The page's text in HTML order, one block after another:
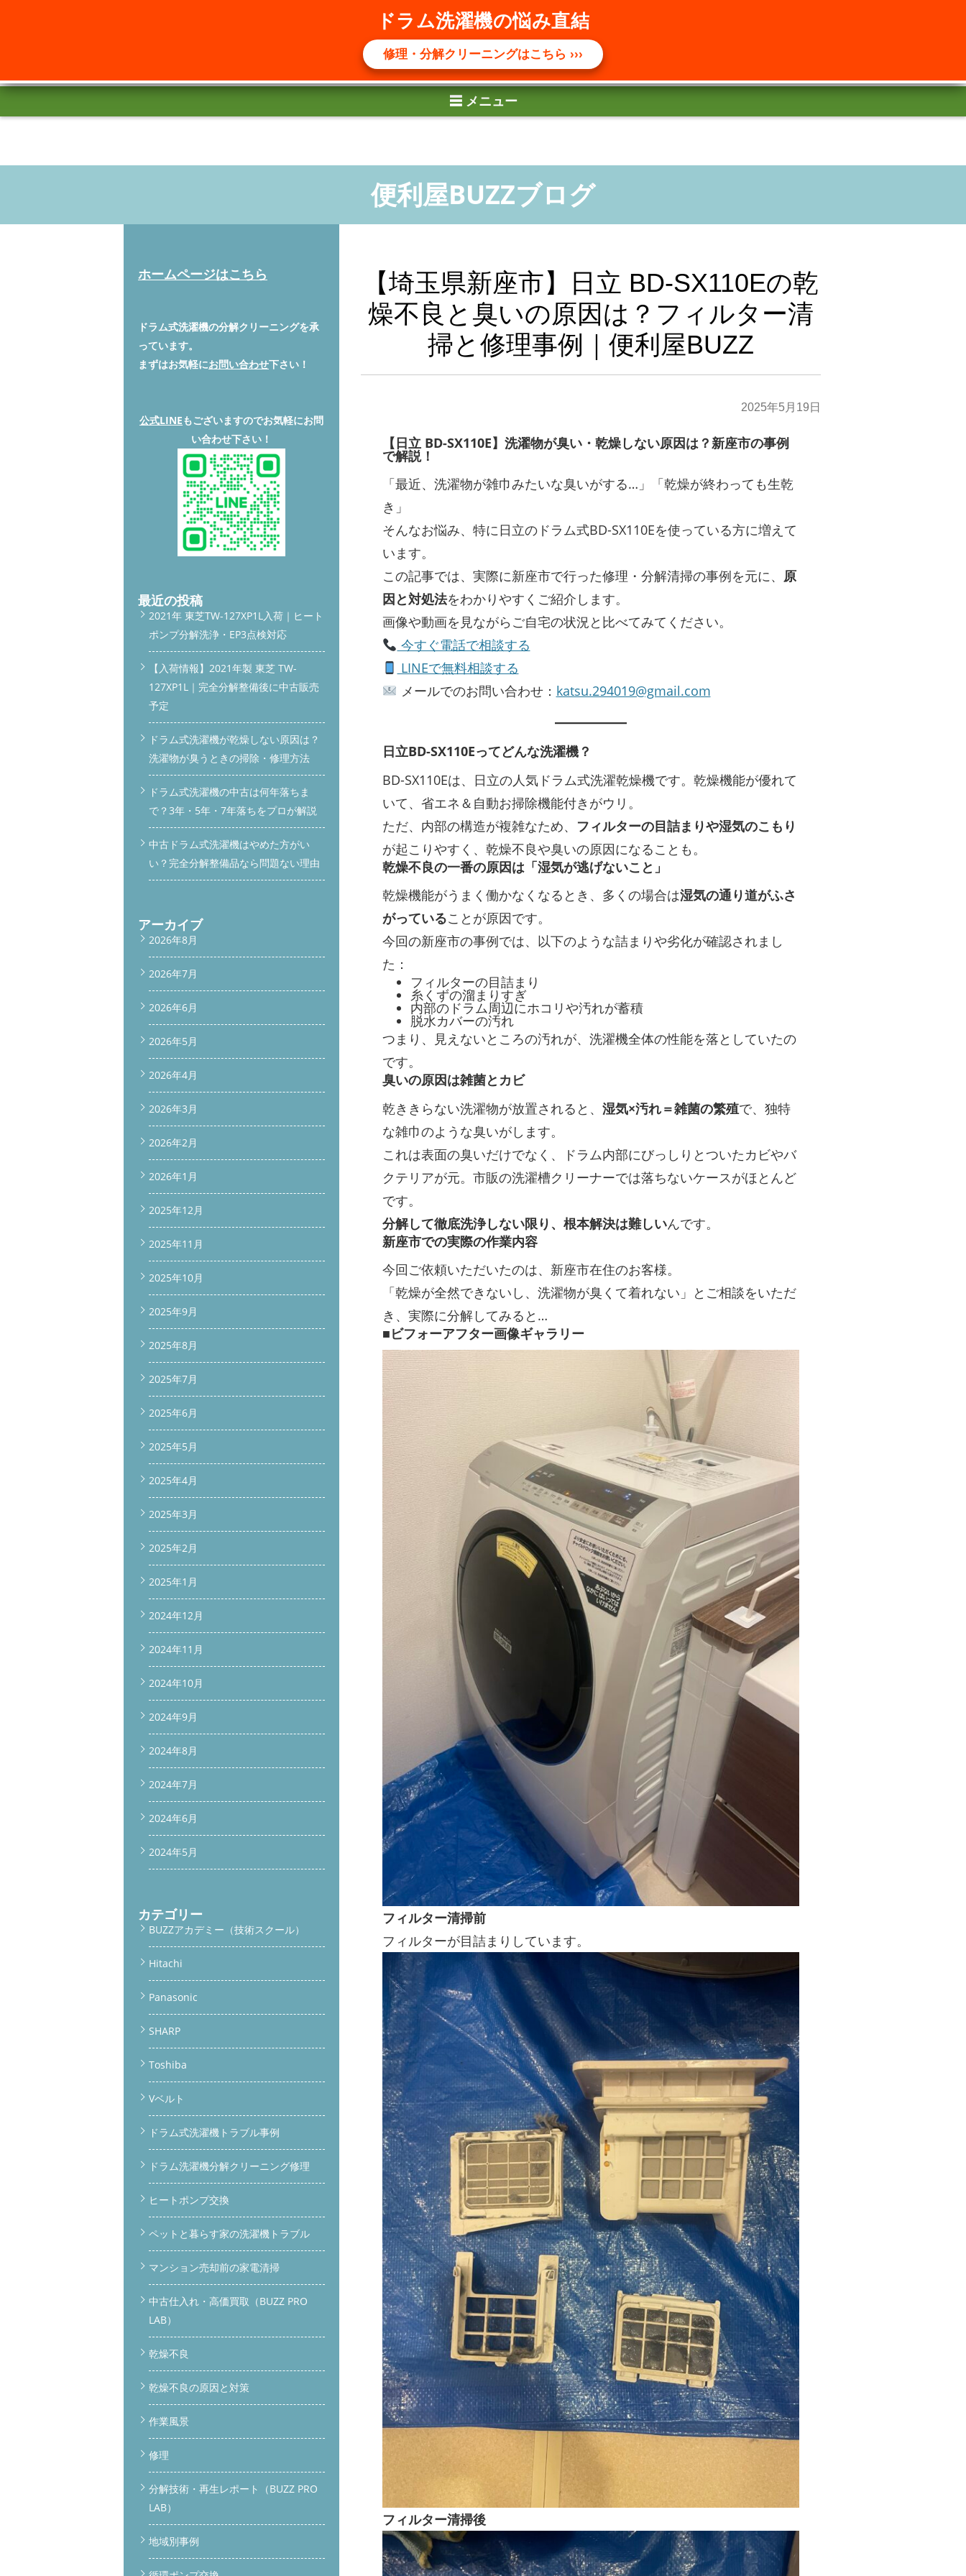
☰ メニュー
ドラム洗濯機の悩み直結
修理・分解クリーニングはこちら ›››
【埼玉県新座市】日立 BD-SX110Eの乾
燥不良と臭いの原因は？フィルター清
掃と修理事例｜便利屋BUZZ
2025年5月19日
【日立 BD-SX110E】洗濯物が臭い・乾燥しない原因は？新座市の事例
で解説！
「最近、洗濯物が雑巾みたいな臭いがする…」「乾燥が終わっても生乾
き」
そんなお悩み、特に日立のドラム式BD-SX110Eを使っている方に増えて
います。
この記事では、実際に新座市で行った修理・分解清掃の事例を元に、 原
因と対処法をわかりやすくご紹介します。
画像や動画を見ながらご自宅の状況と比べてみてください。
今すぐ電話で相談する
LINEで無料相談する
メールでのお問い合わせ： katsu.294019@gmail.com
日立BD-SX110Eってどんな洗濯機？
BD-SX110Eは、日立の人気ドラム式洗濯乾燥機です。乾燥機能が優れて
いて、省エネ＆自動お掃除機能付きがウリ。
ただ、内部の構造が複雑なため、 フィルターの目詰まりや湿気のこもり
が起こりやすく、乾燥不良や臭いの原因になることも。
乾燥不良の一番の原因は「湿気が逃げないこと」
乾燥機能がうまく働かなくなるとき、多くの場合は湿気の通り道がふさ
がっていることが原因です。
今回の新座市の事例では、以下のような詰まりや劣化が確認されまし
た：
フィルターの目詰まり
糸くずの溜まりすぎ
内部のドラム周辺にホコリや汚れが蓄積
脱水カバーの汚れ
つまり、見えないところの汚れが、洗濯機全体の性能を落としていたの
です。
臭いの原因は雑菌とカビ
乾ききらない洗濯物が放置されると、 湿気×汚れ＝雑菌の繁殖で、独特
な雑巾のような臭いがします。
これは表面の臭いだけでなく、ドラム内部にびっしりとついたカビやバ
クテリアが元。市販の洗濯槽クリーナーでは落ちないケースがほとんど
です。
分解して徹底洗浄しない限り、根本解決は難しいんです。
新座市での実際の作業内容
今回ご依頼いただいたのは、新座市在住のお客様。
「乾燥が全然できないし、洗濯物が臭くて着れない」とご相談をいただ
き、実際に分解してみると…
■ビフォーアフター画像ギャラリー
フィルター清掃前
フィルターが目詰まりしています。
フィルター清掃後
ホームページはこちら
ドラム式洗濯機の分解クリーニングを承
っています。
まずはお気軽にお問い合わせ下さい！
公式LINEもございますのでお気軽にお問
い合わせ下さい！
最近の投稿
2021年 東芝TW-127XP1L入荷｜ヒート
ポンプ分解洗浄・EP3点検対応
【入荷情報】2021年製 東芝 TW-
127XP1L｜完全分解整備後に中古販売
予定
ドラム式洗濯機が乾燥しない原因は？
洗濯物が臭うときの掃除・修理方法
ドラム式洗濯機の中古は何年落ちま
で？3年・5年・7年落ちをプロが解説
中古ドラム式洗濯機はやめた方がい
い？完全分解整備品なら問題ない理由
アーカイブ
2026年8月
2026年7月
2026年6月
2026年5月
2026年4月
2026年3月
2026年2月
2026年1月
2025年12月
2025年11月
2025年10月
2025年9月
2025年8月
2025年7月
2025年6月
2025年5月
2025年4月
2025年3月
2025年2月
2025年1月
2024年12月
2024年11月
2024年10月
2024年9月
2024年8月
2024年7月
2024年6月
2024年5月
カテゴリー
BUZZアカデミー（技術スクール）
Hitachi
Panasonic
SHARP
Toshiba
Vベルト
ドラム式洗濯機トラブル事例
ドラム洗濯機分解クリーニング修理
ヒートポンプ交換
ペットと暮らす家の洗濯機トラブル
マンション売却前の家電清掃
中古仕入れ・高価買取（BUZZ PRO
LAB）
乾燥不良
乾燥不良の原因と対策
作業風景
修理
分解技術・再生レポート（BUZZ PRO
LAB）
地域別事例